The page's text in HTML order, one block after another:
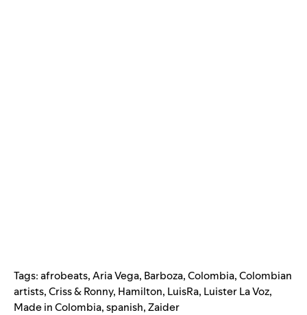
Tags:afrobeats,Aria Vega, Barboza,Colombia,Colombian
artists,Criss & Ronny, Hamilton, LuisRa, Luister La Voz,
Made in Colombia,spanish,Zaider